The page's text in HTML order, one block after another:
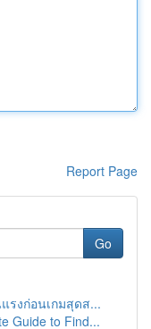
Report Page
Go
รงก่อนเกมสุดส...
Guide to Find...